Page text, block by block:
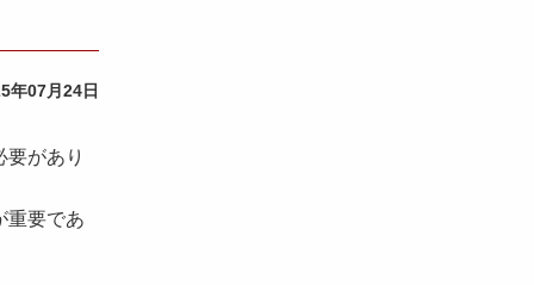
年07月24日
があり
重要であ